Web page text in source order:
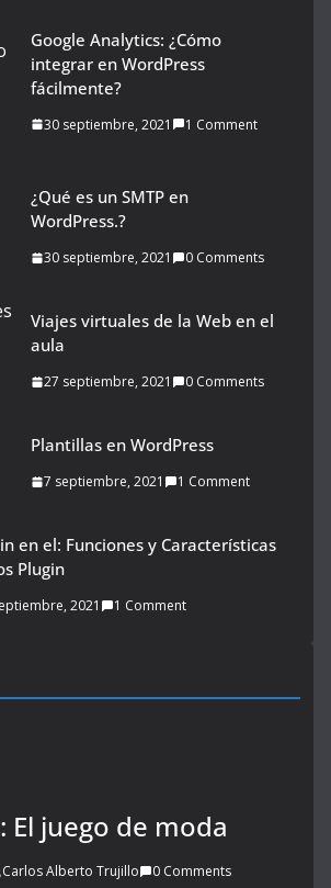
Google Analytics: ¿Cómo
integrar en WordPress
fácilmente?
30 septiembre, 2021 1 Comment
¿Qué es un SMTP en
WordPress.?
30 septiembre, 2021 0 Comments
Viajes virtuales de la Web en el
aula
27 septiembre, 2021 0 Comments
Plantillas en WordPress
7 septiembre, 2021 1 Comment
en el: Funciones y Características
Plugin
2021 1 Comment
El juego de moda
Carlos Alberto Trujillo 0 Comments